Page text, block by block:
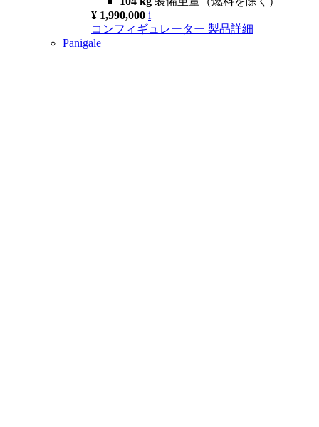
¥ 1,990,000 i
コンフィギュレーター 製品詳細
Panigale